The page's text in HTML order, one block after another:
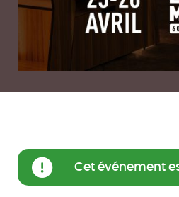
Cet événement